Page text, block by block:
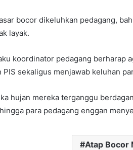
bocor dikeluhkan pedagang,
layak.
koordinator pedagang berharap
PIS sekaligus menjawab keluhan
hujan mereka terganggu
para pedagang enggan
Atap Bocor